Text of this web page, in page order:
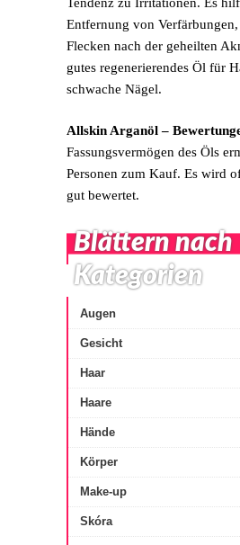
Entfernung von
Flecken nach der geheilten
gutes regenerierendes Öl für
schwache Nägel.
Allskin Arganöl –
Fassungsvermögen des Öls
Personen zum Kauf. Es wird
gut bewertet.
Blättern nach
Kategorien
Augen
Gesicht
Haar
Haare
Hände
Körper
Make-up
Skóra